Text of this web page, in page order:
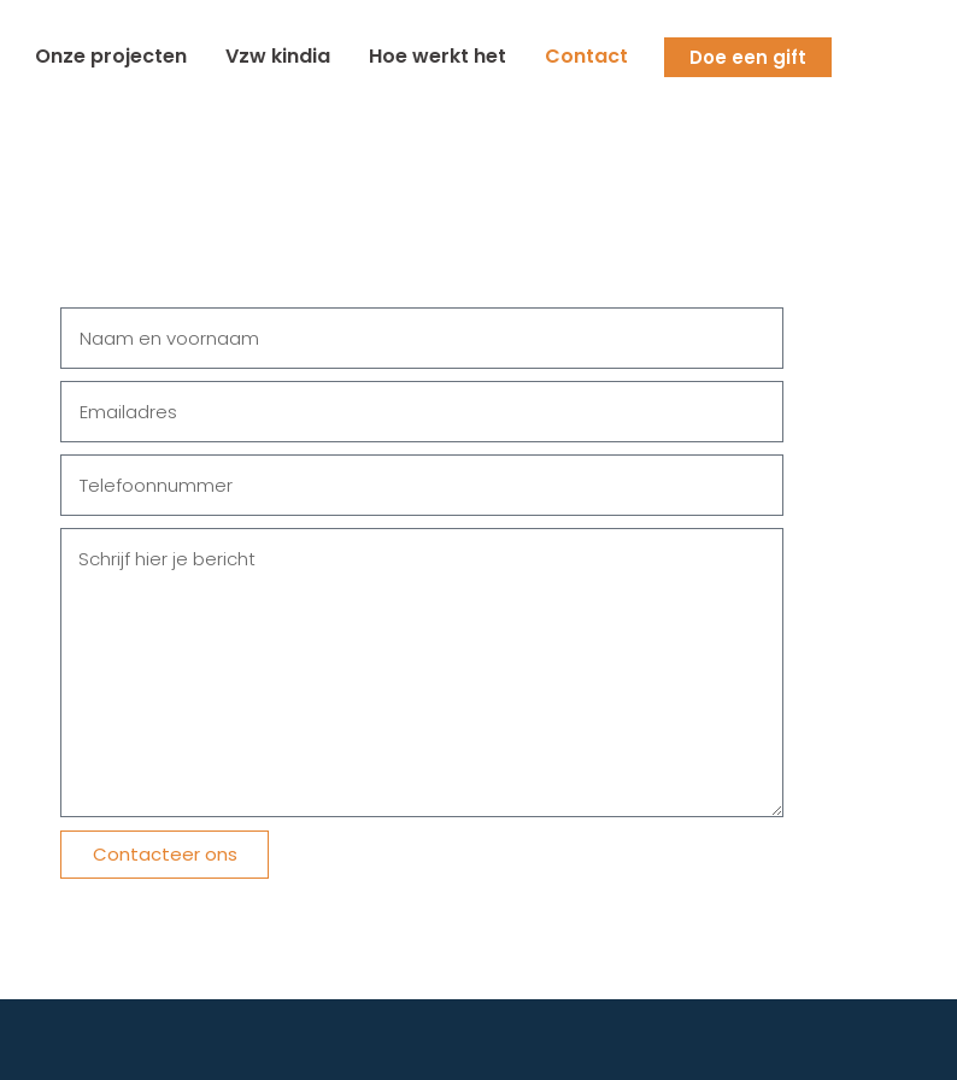
Onze projecten Vzw kindia Hoe werkt het Contact Doe een gift
Contacteer ons